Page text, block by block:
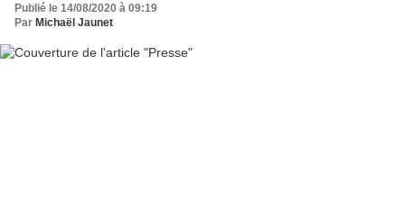
Publié le 14/08/2020 à 09:19
Par Michaël Jaunet